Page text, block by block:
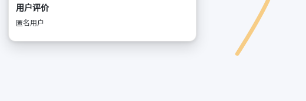
用户评价
匿名用户